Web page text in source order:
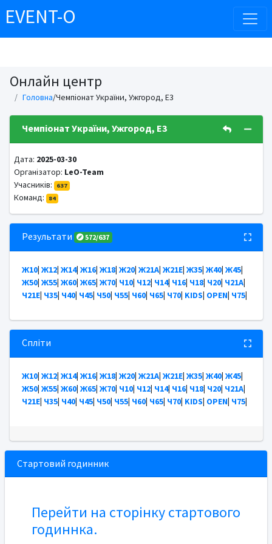
EVENT-O
Онлайн центр
Головна/Чемпіонат України, Ужгород, E3
Чемпіонат України, Ужгород, E3
Дата: 2025-03-30
Організатор: LeO-Team
Учасників:
637
Команд: 84
Результати 572/637
Ж10| Ж12| Ж14| Ж16| Ж18| Ж20| Ж21А| Ж21Е| Ж35| Ж40| Ж45|
Ж50| Ж55| Ж60| Ж65| Ж70| Ч10| Ч12| Ч14| Ч16| Ч18| Ч20| Ч21А|
Ч21Е| Ч35| Ч40| Ч45| Ч50| Ч55| Ч60| Ч65| Ч70| KIDS| OPEN| Ч75|
Спліти
Ж10| Ж12| Ж14| Ж16| Ж18| Ж20| Ж21А| Ж21Е| Ж35| Ж40| Ж45|
Ж50| Ж55| Ж60| Ж65| Ж70| Ч10| Ч12| Ч14| Ч16| Ч18| Ч20| Ч21А|
Ч21Е| Ч35| Ч40| Ч45| Ч50| Ч55| Ч60| Ч65| Ч70| KIDS| OPEN| Ч75|
Стартовий годинник
Перейти на сторінку стартового
годиннка.